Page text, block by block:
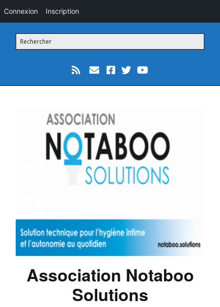
Connexion Inscription
Association Notaboo
Solutions